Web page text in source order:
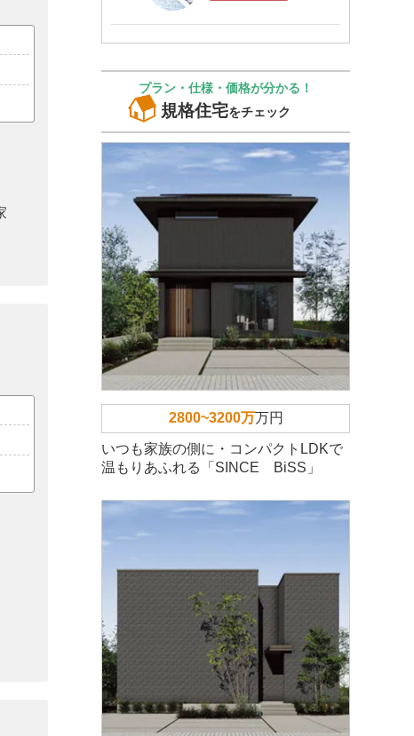
プラン・仕様・価格が分かる！
規格住宅をチェック
2800~3200万万円
いつも家族の側に・コンパクトLDKで
温もりあふれる「SINCE BiSS」